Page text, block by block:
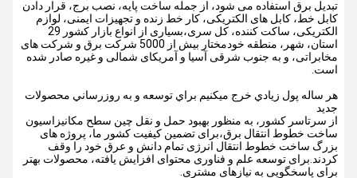
تبدیل برق استفاده می شود، از جمله ساخت پایه، نصب برج، قرار دادن
کابل خط، کابل های الکتریکی، کار خط زنده و تجهیزات ایمنی، لوازم
الکتریکی، ساکت کننده، کل سری،بسیاری از انواع بازار کشور 29
استان، شهر، منطقه خودمختار بیش از 5000 شرکت برق و شرکت های
مخابراتی، و به جنوب شرقی آسیا و آمریکای شمالی و غیره صادر شده
است.
هر ساله پول زيادي خرج ميکنيم براي توسعه و به روزرساني محصولات
جديد
از سرتاسر کشور، به منظور بهبود حمل و نقل چین سطح مکانیزاسیون
ساخت خطوط انتقال برق،برای تضمین کیفیت کشور ما، پروژه های
بزرگ ساخت خطوط انتقال انرژی تمام دانش و عرق خود را وقف
کردند.برای توسعه علم و فناوری محتوای افزایش یافته، محصولات بهتر
برای پاسخگویی به نیازهای مشتری.